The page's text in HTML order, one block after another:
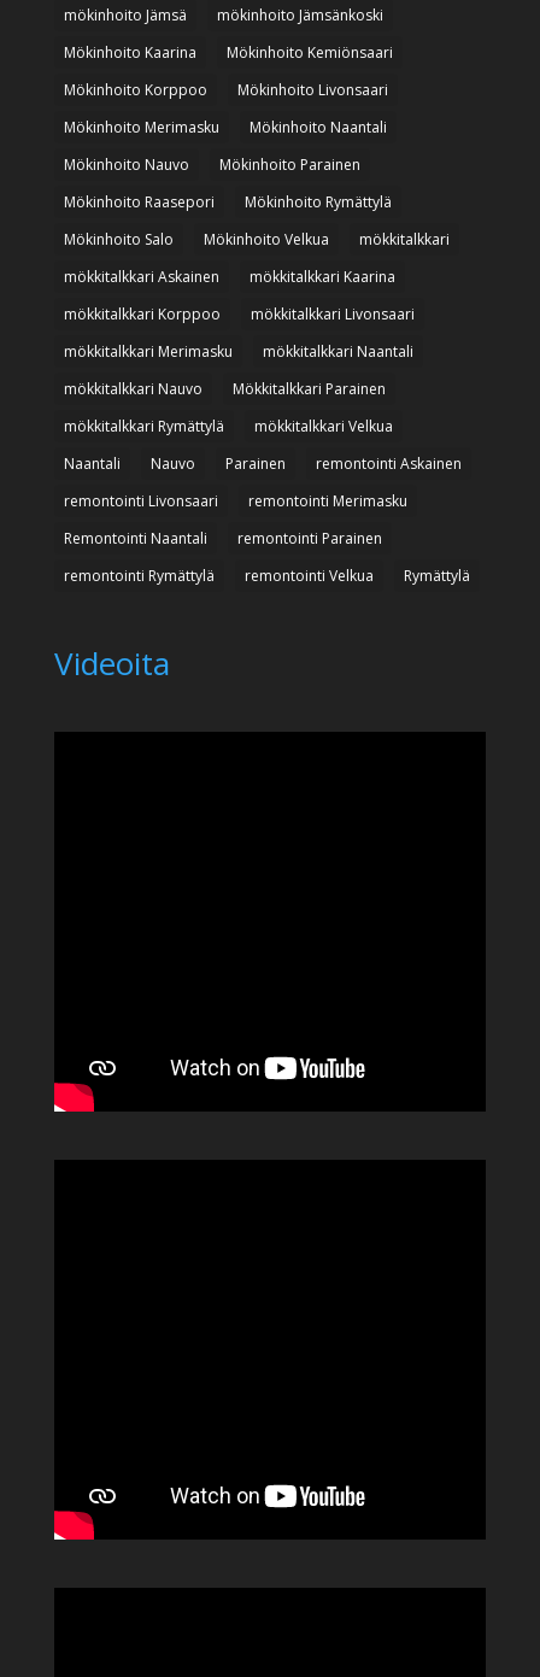
mökinhoito Jämsä
mökinhoito Jämsänkoski
Mökinhoito Kaarina
Mökinhoito Kemiönsaari
Mökinhoito Korppoo
Mökinhoito Livonsaari
Mökinhoito Merimasku
Mökinhoito Naantali
Mökinhoito Nauvo
Mökinhoito Parainen
Mökinhoito Raasepori
Mökinhoito Rymättylä
Mökinhoito Salo
Mökinhoito Velkua
mökkitalkkari
mökkitalkkari Askainen
mökkitalkkari Kaarina
mökkitalkkari Korppoo
mökkitalkkari Livonsaari
mökkitalkkari Merimasku
mökkitalkkari Naantali
mökkitalkkari Nauvo
Mökkitalkkari Parainen
mökkitalkkari Rymättylä
mökkitalkkari Velkua
Naantali
Nauvo Parainen
remontointi Askainen
remontointi Livonsaari
remontointi Merimasku
Remontointi Naantali
remontointi Parainen
remontointi Rymättylä
remontointi Velkua Rymättylä
Videoita